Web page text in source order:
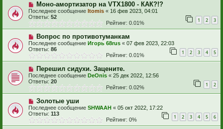
Моно-амортизатор на VTX1800 - КАК?!?
Последнее сообщение Itomis « 16 фев 2023, 04:01
Ответы: 52 1 2 3
Рейтинг: 0.01%
Вопрос по противотуманкам
Последнее сообщение Игорь 68rus « 07 фев 2023, 22:03
Ответы: 86 1 2 3 4 5
Рейтинг: 0.01%
Перешил сидухи. Зацените.
Последнее сообщение DeOnis « 25 дек 2022, 12:56
Ответы: 20 1 2
Рейтинг: 0.02%
Золотые уши
Последнее сообщение SHWAAH « 05 окт 2022, 17:22
Ответы: 113 1 2 3 4 5 6
Рейтинг: 0%